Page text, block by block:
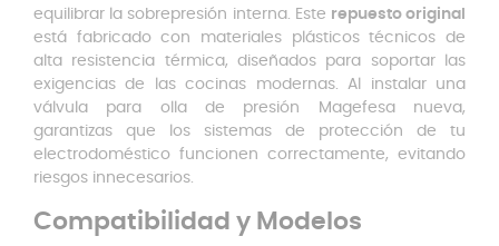
equilibrar la sobrepresión interna. Este repuesto original
está fabricado con materiales plásticos técnicos de
alta resistencia térmica, diseñados para soportar las
exigencias de las cocinas modernas. Al instalar una
válvula para olla de presión Magefesa nueva,
garantizas que los sistemas de protección de tu
electrodoméstico funcionen correctamente, evitando
riesgos innecesarios.
Compatibilidad y Modelos